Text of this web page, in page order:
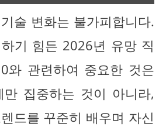
술 변화는 불가피합니다.
기 힘든 2026년 유망 직
와 관련하여 중요한 것은
집중하는 것이 아니라,
드를 꾸준히 배우며 자신